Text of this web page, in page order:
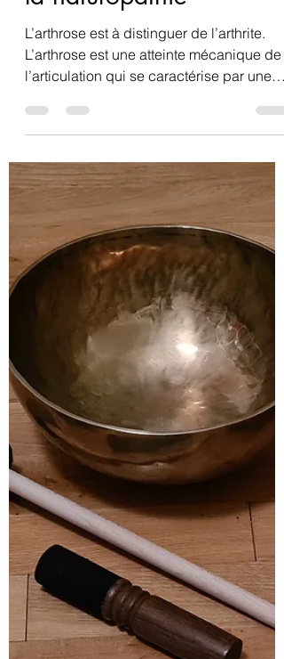
12 juil. 2023
2 min de lecture
Soulager l'arthrose avec
la naturopathie
L’arthrose est à distinguer de l’arthrite.
L’arthrose est une atteinte mécanique de
l’articulation qui se caractérise par une
altération...